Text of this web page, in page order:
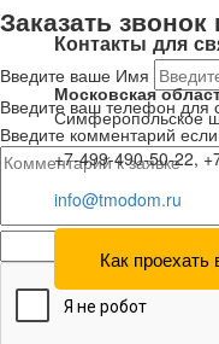
Контакты для
Московская
Симферопольское
+7-499-490-50-22,
info@tmodom.ru
Как
Заказать
Введите ваше Имя
Введите ваш телефон для
Введите комментарий